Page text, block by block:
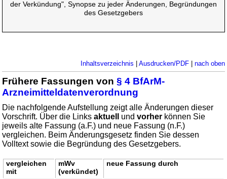
der Verkündung", Synopse zu jeder Änderungen, Begründungen
des Gesetzgebers
Inhaltsverzeichnis Ausdrucken/PDF| nach oben
Frühere Fassungen von§ 4 BfArM-
Arzneimitteldatenverordnung
Die nachfolgende Aufstellung zeigt alle Änderungen dieser
Vorschrift. Über die Linksaktuell undvorher können Sie
jeweils alte Fassung (a.F.) und neue Fassung (n.F.)
vergleichen. Beim Änderungsgesetz finden Sie dessen
Volltext sowie die Begründung des Gesetzgebers.
vergleichen
mit
mWv
(verkündet)
neue Fassung durch